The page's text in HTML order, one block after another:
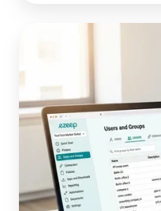
イ
ン
ベ
ー
り